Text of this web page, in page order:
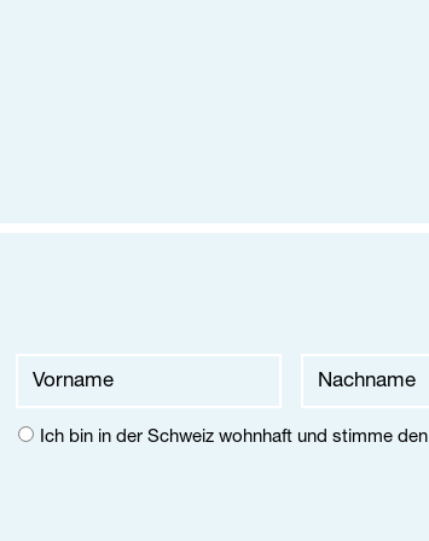
Ich bin in der Schweiz wohnhaft und stimme den